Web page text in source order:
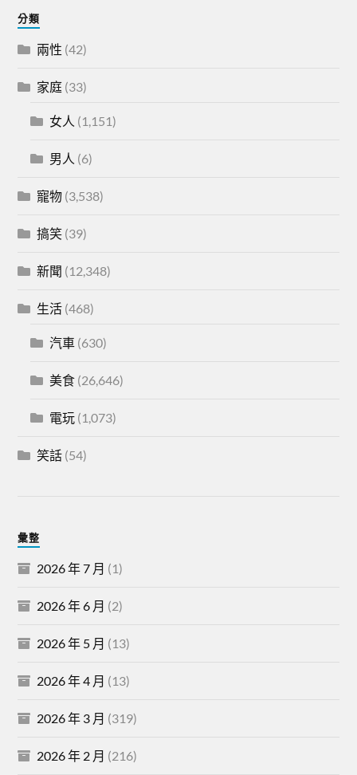
分類
兩性 (42)
家庭 (33)
女人 (1,151)
男人 (6)
寵物 (3,538)
搞笑 (39)
新聞 (12,348)
生活 (468)
汽車 (630)
美食 (26,646)
電玩 (1,073)
笑話 (54)
彙整
2026 年 7 月 (1)
2026 年 6 月 (2)
2026 年 5 月 (13)
2026 年 4 月 (13)
2026 年 3 月 (319)
2026 年 2 月 (216)